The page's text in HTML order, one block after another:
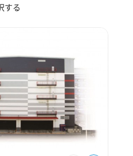
する